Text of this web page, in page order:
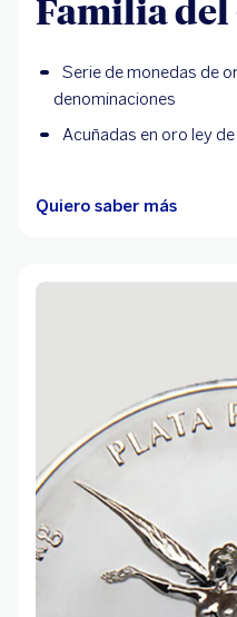
Familia
Serie de monedas de
denominaciones
Acuñadas en oro ley
Quiero saber más